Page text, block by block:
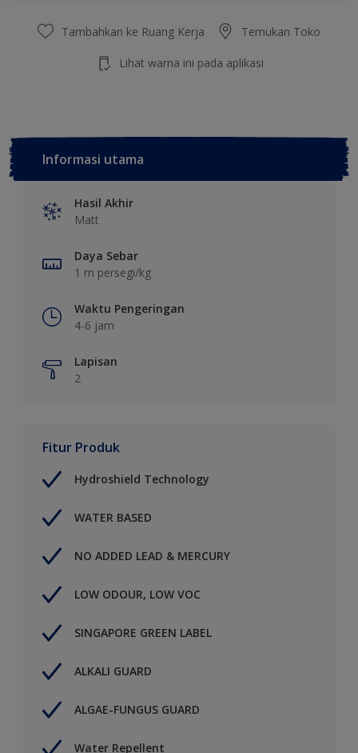
Tambahkan ke Ruang Kerja Temukan Toko
Lihat warna ini pada aplikasi
Informasi utama
Hasil Akhir
Matt
Daya Sebar
1 m persegi/kg
Waktu Pengeringan
4-6 jam
Lapisan
2
Fitur Produk
Hydroshield Technology
WATER BASED
NO ADDED LEAD & MERCURY
LOW ODOUR, LOW VOC
SINGAPORE GREEN LABEL
ALKALI GUARD
ALGAE-FUNGUS GUARD
Water Repellent